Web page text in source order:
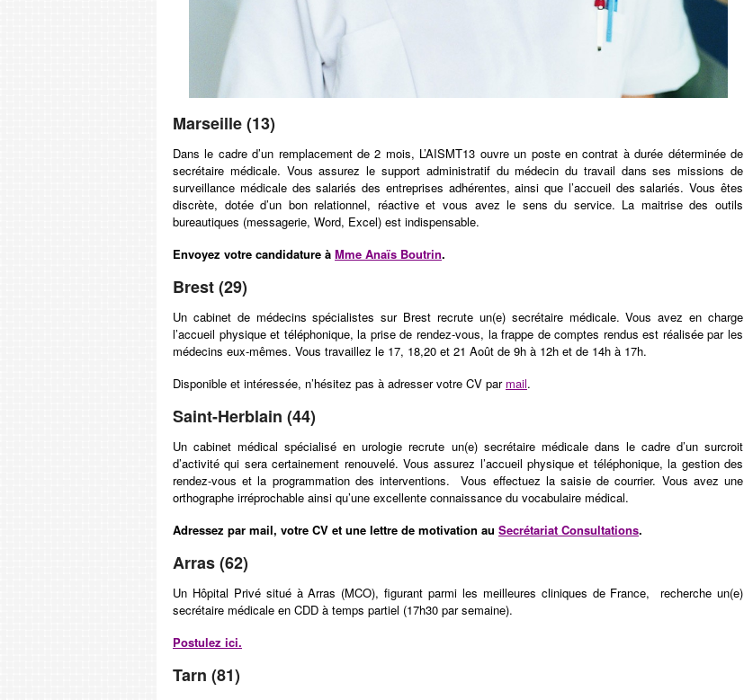
Marseille (13)
Dans le cadre d’un remplacement de 2 mois, L’AISMT13 ouvre un poste en contrat à durée déterminée de
secrétaire médicale. Vous assurez le support administratif du médecin du travail dans ses missions de
surveillance médicale des salariés des entreprises adhérentes, ainsi que l’accueil des salariés. Vous êtes
discrète, dotée d’un bon relationnel, réactive et vous avez le sens du service. La maitrise des outils
bureautiques (messagerie, Word, Excel) est indispensable.
Envoyez votre candidature à Mme Anaïs Boutrin.
Brest (29)
Un cabinet de médecins spécialistes sur Brest recrute un(e) secrétaire médicale. Vous avez en charge
l’accueil physique et téléphonique, la prise de rendez-vous, la frappe de comptes rendus est réalisée par les
médecins eux-mêmes. Vous travaillez le 17, 18,20 et 21 Août de 9h à 12h et de 14h à 17h.
Disponible et intéressée, n’hésitez pas à adresser votre CV par mail.
Saint-Herblain (44)
Un cabinet médical spécialisé en urologie recrute un(e) secrétaire médicale dans le cadre d’un surcroit
d’activité qui sera certainement renouvelé. Vous assurez l’accueil physique et téléphonique, la gestion des
rendez-vous et la programmation des interventions. Vous effectuez la saisie de courrier. Vous avez une
orthographe irréprochable ainsi qu’une excellente connaissance du vocabulaire médical.
Adressez par mail, votre CV et une lettre de motivation au Secrétariat Consultations.
Arras (62)
Un Hôpital Privé situé à Arras (MCO), figurant parmi les meilleures cliniques de France, recherche un(e)
secrétaire médicale en CDD à temps partiel (17h30 par semaine).
Postulez ici.
Tarn (81)